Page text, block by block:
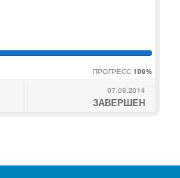
ПРОГРЕСС 109%
07.09.2014
ЗАВЕРШЕН